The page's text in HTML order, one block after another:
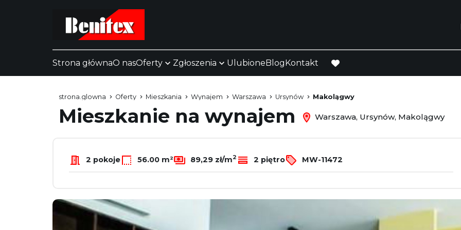
Strona głównaO nasOferty Zgłoszenia UlubioneBlogKontakt
favorite
strona.glowna Oferty Mieszkania Wynajem Warszawa Ursynów Makolągwy
Mieszkanie na wynajem Warszawa, Ursynów, Makolągwy
2 pokoje 56.00 m² 89,29 zł/m2 2 piętro MW-11472